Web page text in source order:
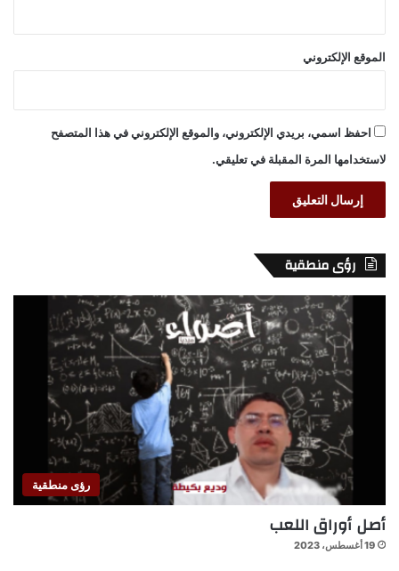
الموقع الإلكتروني
احفظ اسمي، بريدي الإلكتروني، والموقع الإلكتروني في هذا المتصفح
لاستخدامها المرة المقبلة في تعليقي.
رؤى منطقية
رؤى منطقية
أصل أوراق اللعب
19 أغسطس، 2023